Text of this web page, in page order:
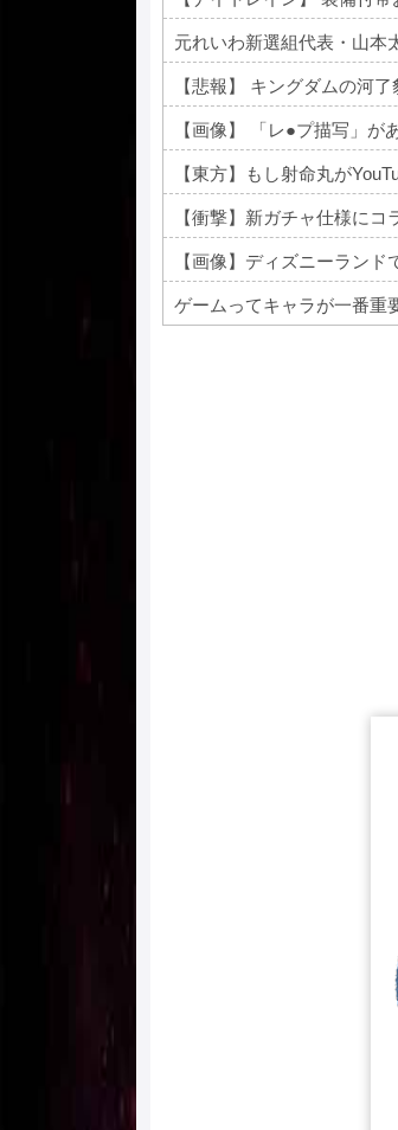
元れいわ新選組代表・山本
【画像】 「レ●プ描写」が
【東方】もし射命丸が
【衝撃】新ガチャ仕様に
【画像】ディズニーラン
ゲームってキャラが一番重